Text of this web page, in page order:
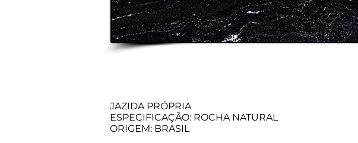
JAZIDA PRÓPRIA
ESPECIFICAÇÃO: ROCHA NATURAL
ORIGEM: BRASIL​